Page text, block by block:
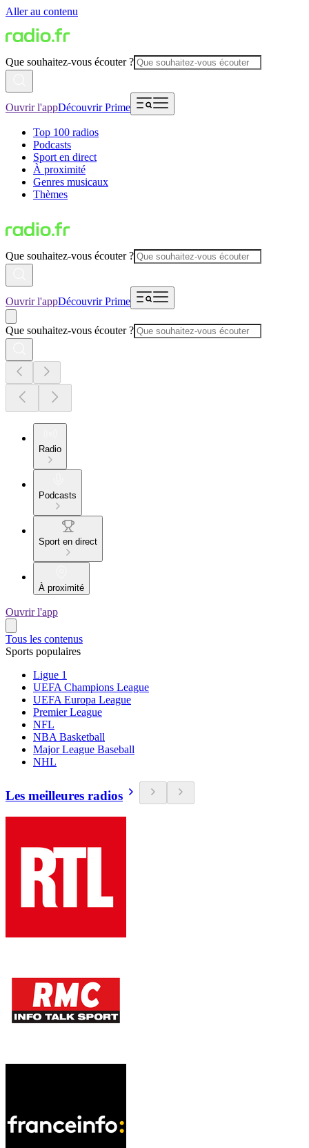
Aller au contenu
Que souhaitez-vous écouter ?
Ouvrir l'appDécouvrir Prime
Top 100 radios
Podcasts
Sport en direct
À proximité
Genres musicaux
Thèmes
Que souhaitez-vous écouter ?
Ouvrir l'appDécouvrir Prime
Que souhaitez-vous écouter ?
Radio
Podcasts
Sport en direct
À proximité
Ouvrir l'app
Tous les contenus
Sports populaires
Ligue 1
UEFA Champions League
UEFA Europa League
Premier League
NFL
NBA Basketball
Major League Baseball
NHL
Les meilleures radios